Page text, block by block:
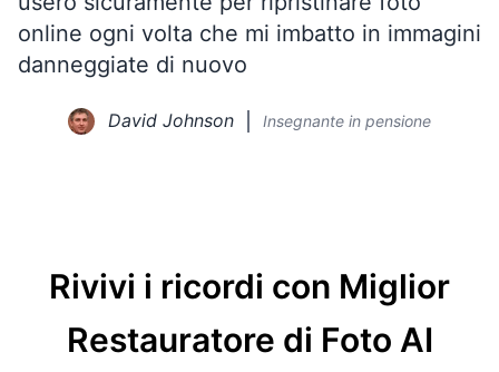
online ogni volta che mi imbatto in immagini
danneggiate di nuovo
David Johnson Insegnante in pensione
Rivivi i ricordi con Miglior
Restauratore di Foto AI